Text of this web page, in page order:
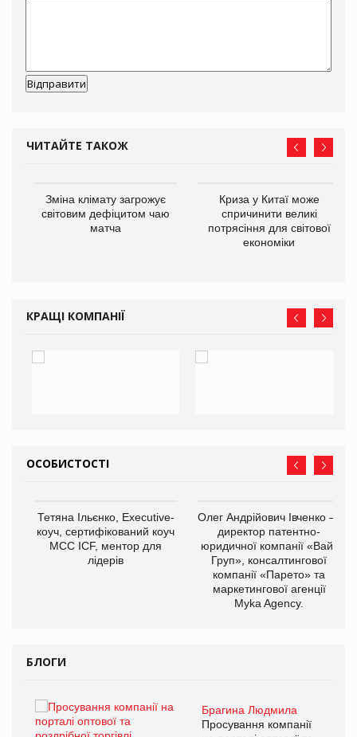
ЧИТАЙТЕ ТАКОЖ
Зміна клімату загрожує
світовим дефіцитом чаю
матча
Криза у Китаї може
спричинити великі
потрясіння для світової
економіки
КРАЩІ КОМПАНІЇ
ОСОБИСТОСТІ
Тетяна Ільєнко, Executive-
коуч, сертифікований коуч
МСС ICF, ментор для
лідерів
Олег Андрійович Івченко —
директор патентно-
юридичної компанії «Вайз
Груп», консалтингової
компанії «Парето» та
маркетингової агенції
Myka Agency.
БЛОГИ
Брагина Людмила
Просування компанії